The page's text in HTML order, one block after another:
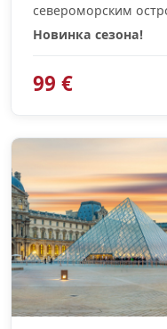
североморским
Новинка сезона!
99 €